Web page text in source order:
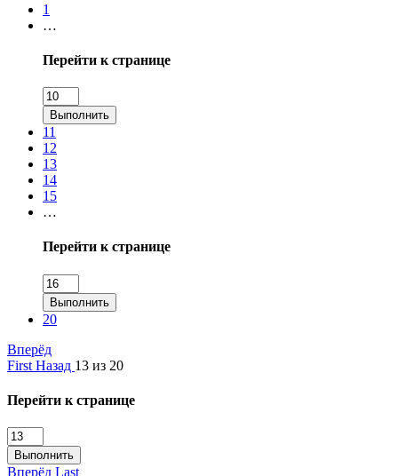
1
…
Перейти к странице
Выполнить
11
12
13
14
15
…
Перейти к странице
Выполнить
20
Вперёд
First Назад 13 из 20
Перейти к странице
Выполнить
Вперёд Last